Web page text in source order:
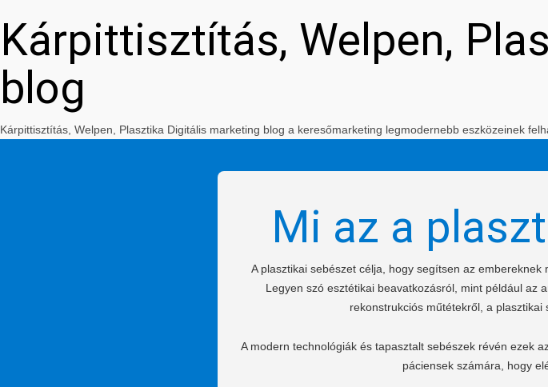
Kárpittisztítás, Welpen,
blog
Kárpittisztítás, Welpen, Plasztika Digitális marketing blog a keresőmarketing legmodernebb eszközeinek
Mi az a
A plasztikai sebészet célja, hogy segítsen az
Legyen szó esztétikai beavatkozásról, mint például az
rekonstrukciós műtétekről, a plasztikai
A modern technológiák és tapasztalt sebészek révén ezek
páciensek számára, hogy